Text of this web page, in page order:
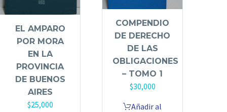
EL AMPARO
POR MORA
EN LA
PROVINCIA
DE BUENOS
AIRES
$25,000
COMPENDIO
DE DERECHO
DE LAS
OBLIGACIONES
– TOMO 1
$30,000
Añadir al